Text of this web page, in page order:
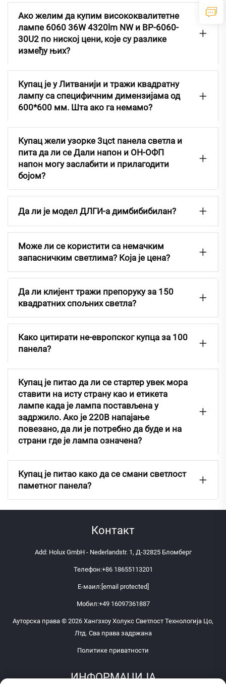
Ако желим да купим висококвалитетне
лампе 6060 36W 4320lm NW и BP-6060-
30U2 по ниској цени, које су разлике
између њих?
Купац је у Литванији и тражи квадратну
лампу са специфичним димензијама од
600*600 мм. Шта ако га немамо?
Купац жели узорке 3цct панела светла и
пита да ли се Дали напон и ОН-ОФП
напон могу заслабити и прилагодити
бојом?
Да ли је модел ДЛГИ-а димбибибилан?
Може ли се користити са немачким
запасничким светлима? Која је цена?
Да ли клијент тражи препоруку за 150
квадратних спољних светла?
Како цитирати не-европског купца за 100
панела?
Купац је питао да ли се стартер увек мора
ставити на исту страну као и етикета
лампе када је лампа постављена у
задржило. Ако је 220В напајање
повезано, да ли је потребно да буде и на
страни где је лампа означена?
Купац је питао како да се смани светлост
паметног панела?
Контакт
Add: Holux GmbH - Nederlandstr. 1, Д-32825 Бломберг
Телефон:+86 18655113201
Е-маил:[email protected]
Мобил:+49 16097361887
Ауторска права © 2026 Хангзхоу Холукс Светлост Технологија Цо,
Лтд. Сва права задржана
Политике приватности
ИНФОРМАЦИЈА